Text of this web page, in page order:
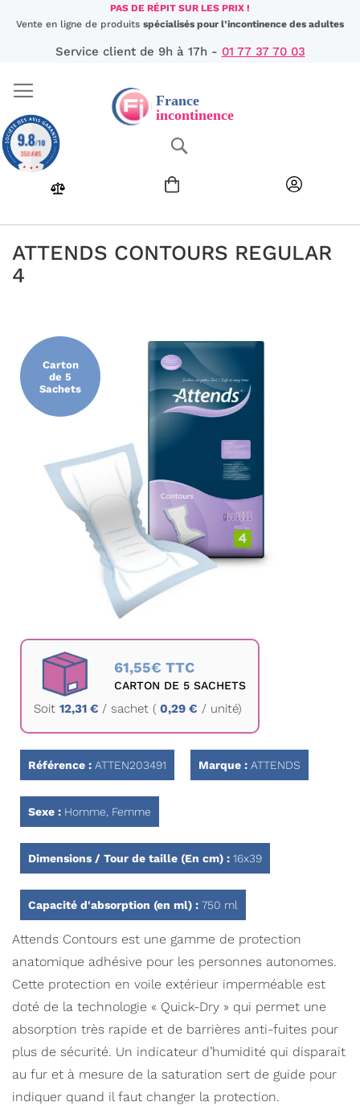
Aller
au
PAS DE RÉPIT SUR LES PRIX !
Vente en ligne de produits spécialisés pour l’incontinence des adultes
Service client de 9h à 17h - 01 77 37 70 03
ATTENDS CONTOURS REGULAR
4
fin
de
galerie
Carton
de 5
Sachets
Passer
Galerie
61,55€ TTC
CARTON DE 5 SACHETS
Soit 12,31 € / sachet ( 0,29 € / unité)
Référence : ATTEN203491 Marque : ATTENDS
Sexe : Homme, Femme
Dimensions / Tour de taille (En cm) : 16x39
Capacité d'absorption (en ml) : 750 ml
Attends Contours est une gamme de protection
anatomique adhésive pour les personnes autonomes.
Cette protection en voile extérieur imperméable est
doté de la technologie « Quick-Dry » qui permet une
absorption très rapide et de barrières anti-fuites pour
plus de sécurité. Un indicateur d’humidité qui disparait
au fur et à mesure de la saturation sert de guide pour
indiquer quand il faut changer la protection.
9.8/10
350 AVIS